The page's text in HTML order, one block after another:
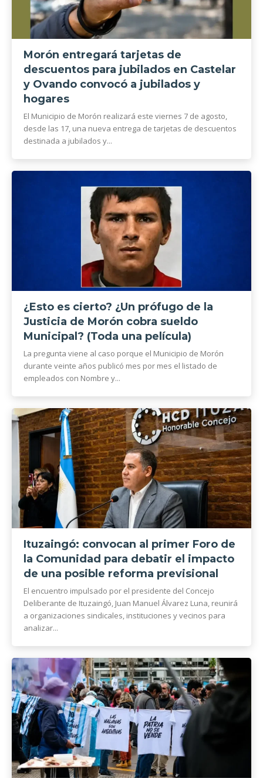
Morón entregará tarjetas de
descuentos para jubilados en Castelar
y Ovando convocó a jubilados y
hogares
El Municipio de Morón realizará este viernes 7 de agosto,
desde las 17, una nueva entrega de tarjetas de descuentos
destinada a jubilados y...
¿Esto es cierto? ¿Un prófugo de la
Justicia de Morón cobra sueldo
Municipal? (Toda una película)
La pregunta viene al caso porque el Municipio de Morón
durante veinte años publicó mes por mes el listado de
empleados con Nombre y...
Ituzaingó: convocan al primer Foro de
la Comunidad para debatir el impacto
de una posible reforma previsional
El encuentro impulsado por el presidente del Concejo
Deliberante de Ituzaingó, Juan Manuel Álvarez Luna, reunirá
a organizaciones sindicales, instituciones y vecinos para
analizar...